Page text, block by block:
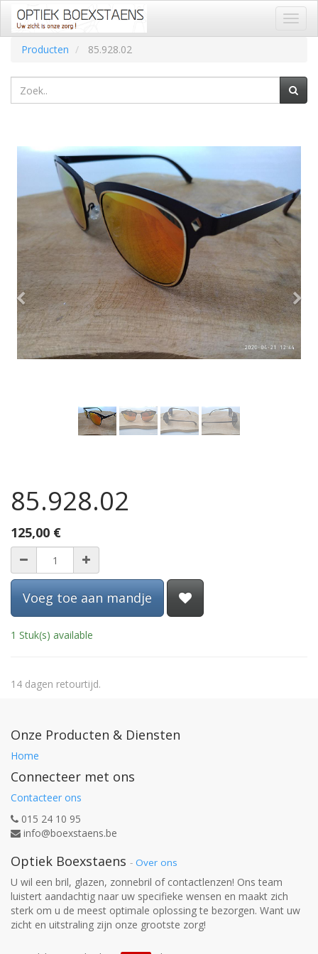
Producten
85.928.02
Vorige
85.928.02
125,00 €
Voeg toe aan mandje
1 Stuk(s) available
14 dagen retourtijd.
Onze Producten & Diensten
Home
Connecteer met ons
Contacteer ons
015 24 10 95
info@boexstaens.be
Optiek Boexstaens - Over ons
U wil een bril, glazen, zonnebril of contactlenzen! Ons team
luistert aandachtig naar uw specifieke wensen en maakt zich
sterk om u de meest optimale oplossing te bezorgen. Want uw
zicht en uitstraling zijn onze grootste zorg!